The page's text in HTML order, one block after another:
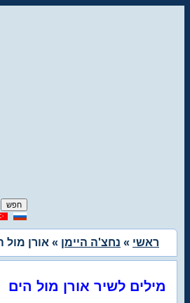
ראשי » נחצ'ה היימן » אורן מול
מילים לשיר אורן מול הים